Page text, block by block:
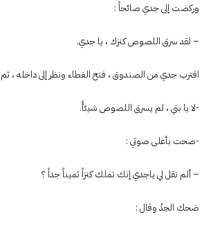
وركضت إلى جدي صائحاً :
– لقد سرق اللصوص كنزك ، يا جدي.
اقترب جدي من الصندوق ، فتح الغطاء ونظر إلى داخله ، ثم
-لا يا بني ، لم يسرق اللصوص شيئأً.
-صحت بأعلى صوتي :
– ألم تقل لي ياجدي إنك تملك كنزاً ثميناً جداً ؟
ضحك الجدُ وقال :